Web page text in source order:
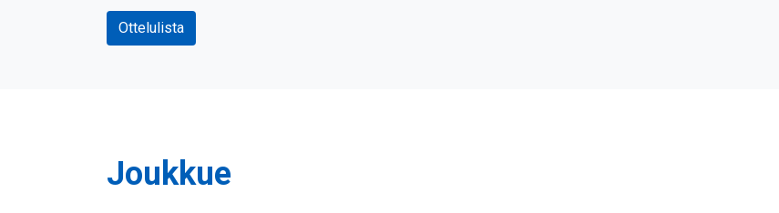
Ottelulista
Joukkue